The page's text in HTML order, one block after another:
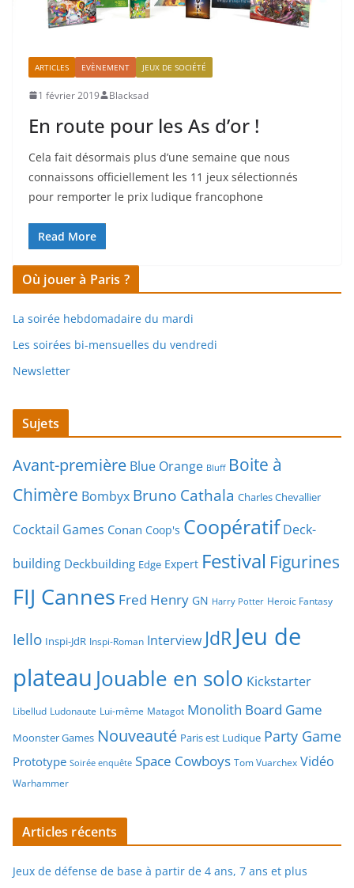
ARTICLES EVÈNEMENT JEUX DE SOCIÉTÉ
1 février 2019 Blacksad
En route pour les As d’or !
Cela fait désormais plus d’une semaine que nous
connaissons officiellement les 11 jeux sélectionnés
pour remporter le prix ludique francophone
Read More
Où jouer à Paris ?
La soirée hebdomadaire du mardi
Les soirées bi-mensuelles du vendredi
Newsletter
Sujets
Avant-première Blue Orange Bluff Boite à
Chimère Bombyx Bruno Cathala Charles Chevallier
Cocktail Games Conan Coop's Coopératif Deck-
building Deckbuilding Edge Expert Festival Figurines
FIJ Cannes Fred Henry GN Harry Potter Heroic Fantasy
Iello Inspi-JdR Inspi-Roman Interview JdRJeu de
plateau Jouable en solo Kickstarter
Libellud Ludonaute Lui-même Matagot Monolith Board Game
Moonster Games Nouveauté Paris est Ludique Party Game
Prototype Soirée enquête Space Cowboys Tom Vuarchex Vidéo
Warhammer
Articles récents
Jeux de défense de base à partir de 4 ans, 7 ans et plus